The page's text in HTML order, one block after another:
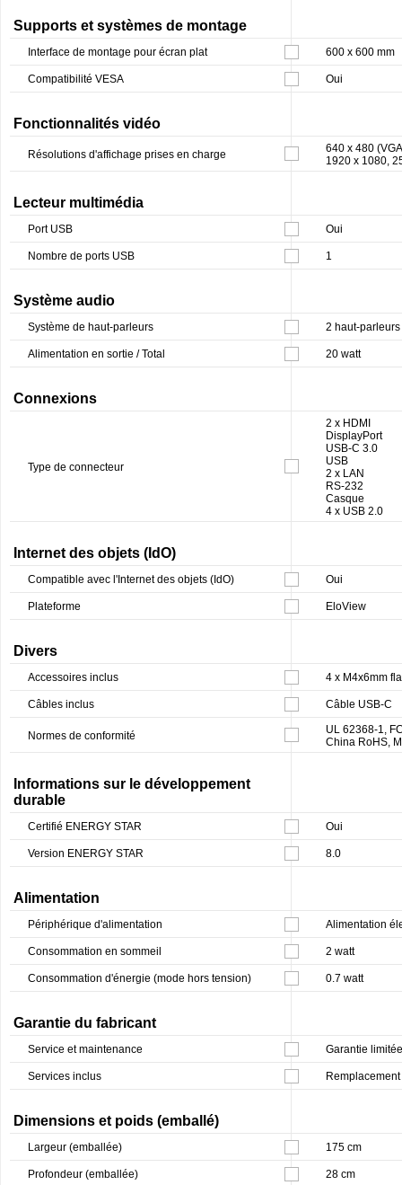
Supports et systèmes de montage
Interface de montage pour écran plat 600 x 600 mm
Compatibilité VESA Oui
Fonctionnalités vidéo
Résolutions d'affichage prises en charge
640 x 480
1920 x 1080,
Lecteur multimédia
Port USB Oui
Nombre de ports USB 1
Système audio
Système de haut-parleurs 2 haut-parleurs
Alimentation en sortie / Total 20 watt
Connexions
Type de connecteur
2 x HDMI
DisplayPort
USB-C 3.0
USB
2 x LAN
RS-232
Casque
4 x USB 2.0
Internet des objets (IdO)
Compatible avec l'Internet des objets (IdO) Oui
Plateforme EloView
Divers
Accessoires inclus 4 x M4x6mm
Câbles inclus Câble USB-C
Normes de conformité
UL 62368-1,
China RoHS,
Informations sur le développement
durable
Certifié ENERGY STAR Oui
Version ENERGY STAR 8.0
Alimentation
Périphérique d'alimentation Alimentation
Consommation en sommeil 2 watt
Consommation d'énergie (mode hors tension) 0.7 watt
Garantie du fabricant
Service et maintenance Garantie
Services inclus
Dimensions et poids (emballé)
Largeur (emballée) 175 cm
Profondeur (emballée) 28 cm